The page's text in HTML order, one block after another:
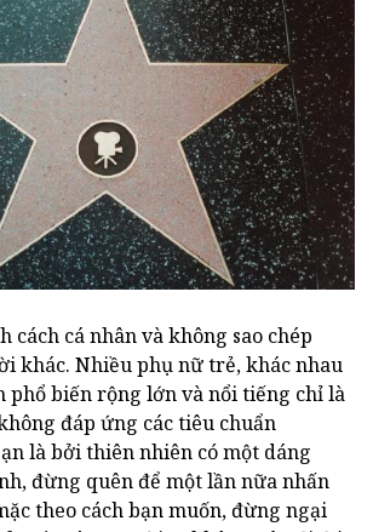
cách cá nhân và không sao chép
khác. Nhiều phụ nữ trẻ, khác nhau
biến rộng lớn và nổi tiếng chỉ là
đáp ứng các tiêu chuẩn
là bởi thiên nhiên có một dáng
đừng quên để một lần nữa nhấn
theo cách bạn muốn, đừng ngại